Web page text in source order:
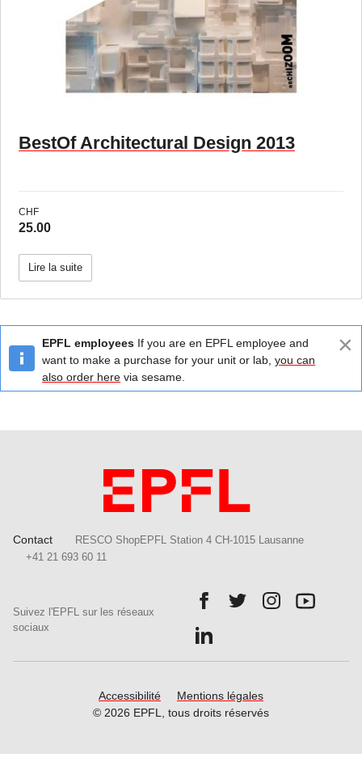
BestOf Architectural Design 2013
CHF
25.00
Lire la suite
EPFL employees If you are en EPFL employee and
want to make a purchase for your unit or lab,you can
also order here via sesame.
×
Contact
RESCO ShopEPFL Station 4 CH-1015 Lausanne
+41 21 693 60 11
Suivez l'EPFL sur les réseaux
sociaux
Follow us on Facebook.
Follow us on Twitter.
Follow us on
Follow
Accessibilité
Mentions légales
© 2026 EPFL, tous droits réservés